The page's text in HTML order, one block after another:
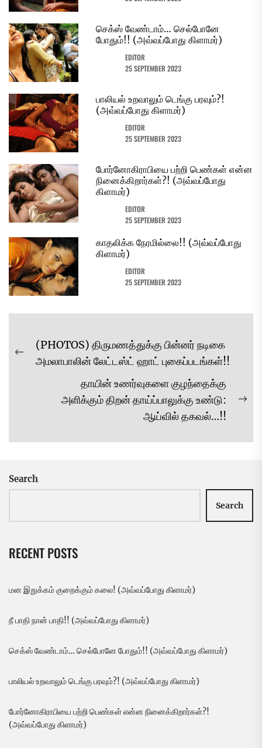
செக்ஸ் வேண்டாம்… செல்போனே
போதும்!! (அவ்வப்போது கிளாமர்)
EDITOR
25 SEPTEMBER 2023
பாலியல் உறவாலும் டெங்கு பரவும்?!
(அவ்வப்போது கிளாமர்)
EDITOR
25 SEPTEMBER 2023
போர்னோகிராபியை பற்றி பெண்கள் என்ன
நினைக்கிறார்கள்?! (அவ்வப்போது
கிளாமர்)
EDITOR
25 SEPTEMBER 2023
காதலிக்க நேரமில்லை!! (அவ்வப்போது
கிளாமர்)
EDITOR
25 SEPTEMBER 2023
Post
navigation
Previous
(PHOTOS) திருமணத்துக்கு பின்னர் நடிகை
அமலாபாலின் லேட்டஸ்ட் ஹாட் புகைப்படங்கள்!!
தாயின் உணர்வுகளை குழந்தைக்கு
அளிக்கும் திறன் தாய்ப்பாலுக்கு உண்டு:
ஆய்வில் தகவல்…!!
Search
Search
RECENT POSTS
மன இறுக்கம் குறைக்கும் கலை! (அவ்வப்போது கிளாமர்)
நீ பாதி நான் பாதி!! (அவ்வப்போது கிளாமர்)
செக்ஸ் வேண்டாம்… செல்போனே போதும்!! (அவ்வப்போது கிளாமர்)
பாலியல் உறவாலும் டெங்கு பரவும்?! (அவ்வப்போது கிளாமர்)
போர்னோகிராபியை பற்றி பெண்கள் என்ன நினைக்கிறார்கள்?!
(அவ்வப்போது கிளாமர்)